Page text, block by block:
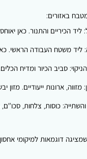
באזורים:
ליד הכיריים והתנור. כאן
ליד משטח העבודה הראשי.
סביב הכיור ומדיח
מזווה, ארונות ייעודיים.
כוסות, צלחות,
דוגמאות למיקומי